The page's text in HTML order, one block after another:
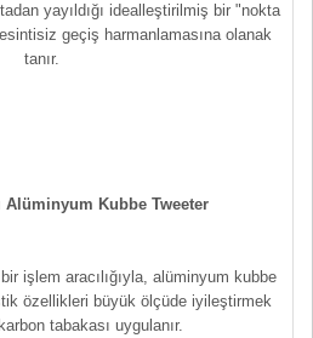
yayıldığı idealleştirilmiş bir "nokta
geçiş harmanlamasına olanak
tanır.
Alüminyum Kubbe Tweeter
işlem aracılığıyla, alüminyum kubbe
özellikleri büyük ölçüde iyileştirmek
tabakası uygulanır.